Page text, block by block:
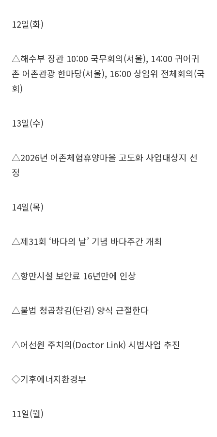
12일(화)
△해수부 장관 10:00 국무회의(서울), 14:00 귀어귀
촌 어촌관광 한마당(서울), 16:00 상임위 전체회의(국
회)
13일(수)
△2026년 어촌체험휴양마을 고도화 사업대상지 선
정
14일(목)
△제31회 ‘바다의 날’ 기념 바다주간 개최
△항만시설 보안료 16년만에 인상
△불법 청곱창김(단김) 양식 근절한다
△어선원 주치의(Doctor Link) 시범사업 추진
◇기후에너지환경부
11일(월)